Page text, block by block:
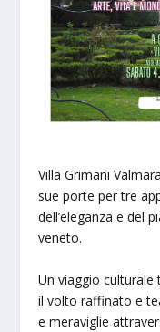
Villa Grimani
sue porte per tre
dell’eleganza e del
veneto.
Un viaggio culturale
il volto raffinato e
e meraviglie